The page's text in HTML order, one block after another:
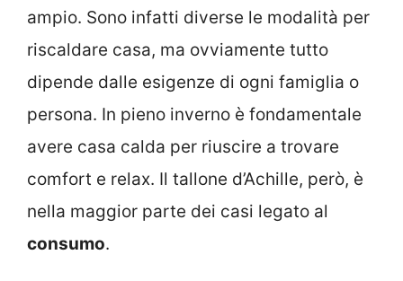
ampio. Sono infatti diverse le modalità per
riscaldare casa, ma ovviamente tutto
dipende dalle esigenze di ogni famiglia o
persona. In pieno inverno è fondamentale
avere casa calda per riuscire a trovare
comfort e relax. Il tallone d’Achille, però, è
nella maggior parte dei casi legato al
consumo.